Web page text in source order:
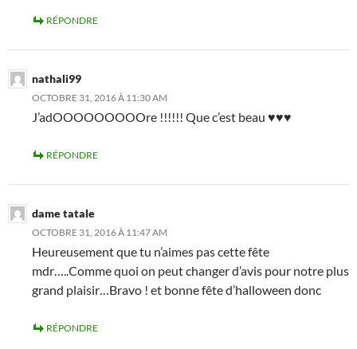
RÉPONDRE
nathali99
OCTOBRE 31, 2016 À 11:30 AM
J’adOOOOOOOOOre !!!!!! Que c’est beau ♥♥♥
RÉPONDRE
dame tatale
OCTOBRE 31, 2016 À 11:47 AM
Heureusement que tu n’aimes pas cette fête
mdr…..Comme quoi on peut changer d’avis pour notre plus
grand plaisir…Bravo ! et bonne fête d’halloween donc
RÉPONDRE